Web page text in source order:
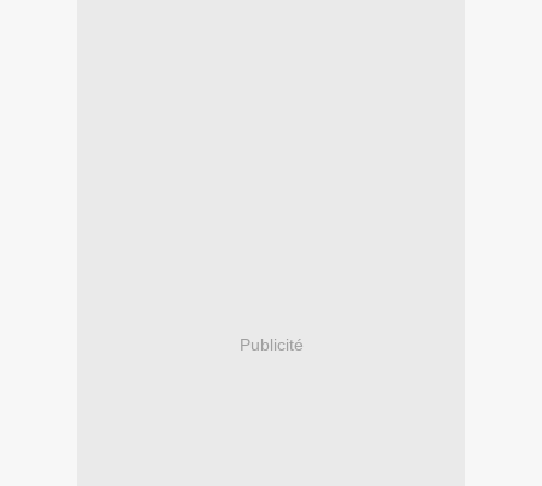
Publicité